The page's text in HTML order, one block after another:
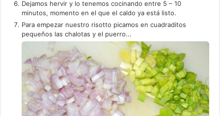
Dejamos hervir y lo tenemos cocinando entre 5 – 10
minutos, momento en el que el caldo ya está listo.
Para empezar nuestro risotto picamos en cuadraditos
pequeños las chalotas y el puerro...